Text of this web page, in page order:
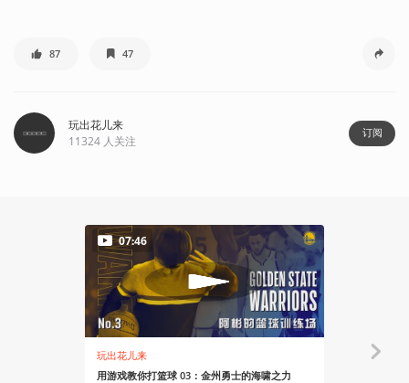
87 47
玩出花儿来
11324 人关注
订阅
07:46
玩出花儿来
用游戏教你打篮球 03：金州勇士的海啸之力
玩出花儿来